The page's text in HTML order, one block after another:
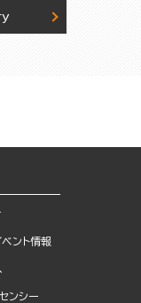
ベント情報
ンシー